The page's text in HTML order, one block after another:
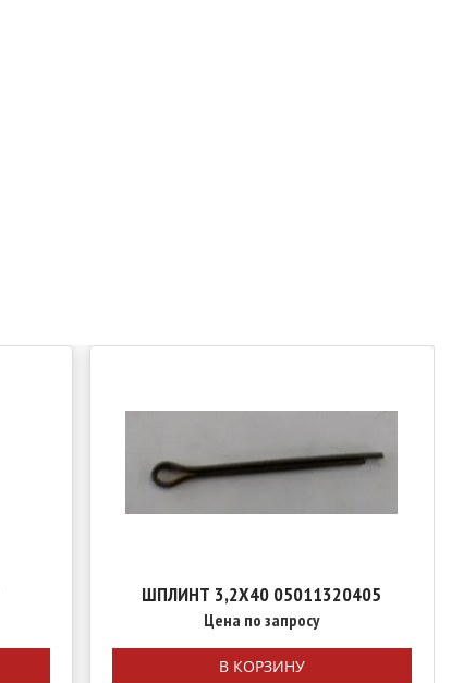
ШПЛИНТ 3,2Х40 05011320405
Цена по запросу
В КОРЗИНУ